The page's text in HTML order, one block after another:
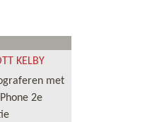
KELBY
met
2e